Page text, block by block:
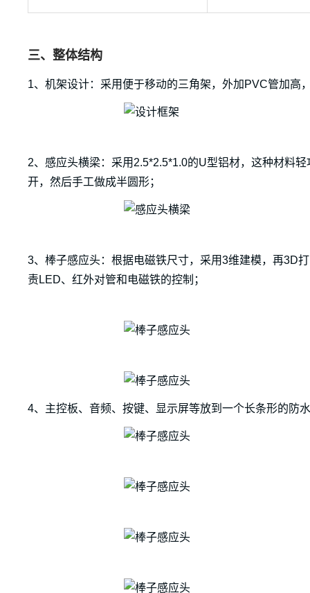
三、整体结构
1、机架设计：采用便于移动的三角架，外加PVC管加高
2、感应头横梁：采用2.5*2.5*1.0的U型铝材，这种材料
开，然后手工做成半圆形；
3、棒子感应头：根据电磁铁尺寸，采用3维建模，再3D
责LED、红外对管和电磁铁的控制；
4、主控板、音频、按键、显示屏等放到一个长条形的防